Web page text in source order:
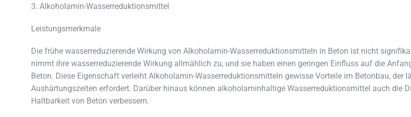
3. Alkoholamin-Wasserreduktionsmittel
Leistungsmerkmale
Die frühe wasserreduzierende Wirkung von Alkoholamin-Wasserreduktionsmitteln in Beton ist nicht
nimmt ihre wasserreduzierende Wirkung allmählich zu, und sie haben einen geringen Einfluss auf die
Beton. Diese Eigenschaft verleiht Alkoholamin-Wasserreduktionsmitteln gewisse Vorteile im Betonbau, der
Aushärtungszeiten erfordert. Darüber hinaus können alkoholaminhaltige Wasserreduktionsmittel auch die
Haltbarkeit von Beton verbessern.